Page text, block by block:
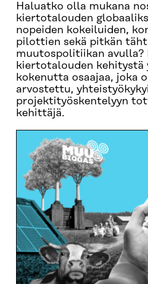
Haluatko olla mukana
kiertotalouden
nopeiden kokeiluiden,
pilottien sekä pitkän
muutospolitiikan avulla?
kiertotalouden kehitystä
kokenutta osaajaa, joka
arvostettu,
projektityöskentelyyn
kehittäjä.